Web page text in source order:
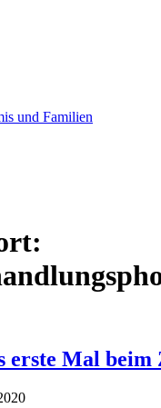
und Familien
erste Mal beim